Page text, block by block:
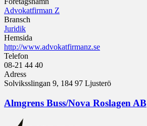
Advokatfirman Z
Bransch
Juridik
Hemsida
http://www.advokatfirmanz.se
Telefon
08-21 44 40
Adress
Solviksslingan 9, 184 97 Ljusterö
Almgrens Buss/Nova Roslagen AB